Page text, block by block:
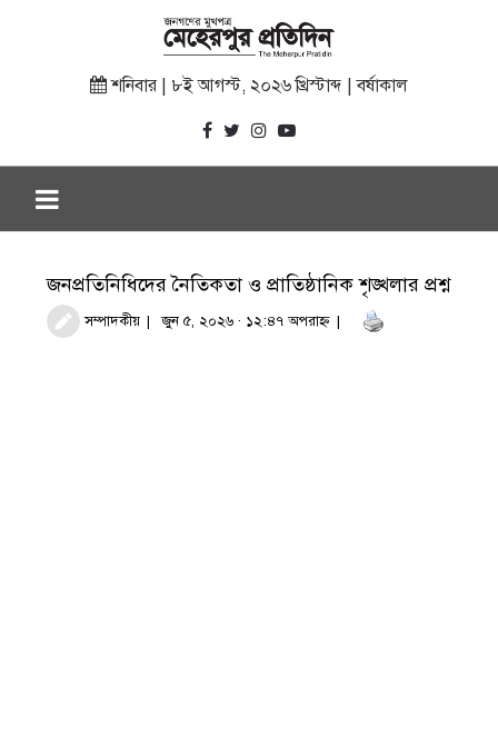
শনিবার | ৮ই আগস্ট, ২০২৬ খ্রিস্টাব্দ | বর্ষাকাল
জনপ্রতিনিধিদের নৈতিকতা ও প্রাতিষ্ঠানিক শৃঙ্খলার প্রশ্ন
সম্পাদকীয় জুন ৫, ২০২৬ · ১২:৪৭ অপরাহ্ণ